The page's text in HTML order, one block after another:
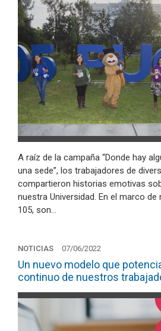
A raíz de la campaña “Donde hay
una sede”, los trabajadores de
compartieron historias emotivas
nuestra Universidad. En el marco
105, son…
NOTICIAS 07/06/2022
Un nuevo modelo que
continuo de nuestros